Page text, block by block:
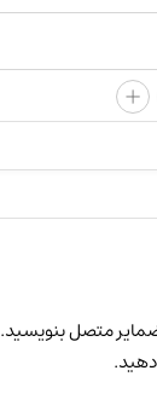
+
متصل بنویسید.